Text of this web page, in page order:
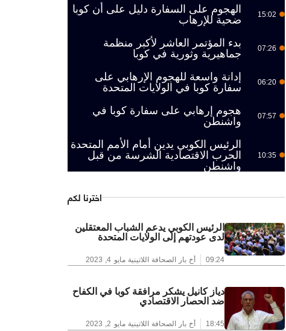
15:02
الهجوم على السفارة دليل على أن كوبا
ضحية للإرهاب
07:26
بدء المؤتمر العاشر لأكبر منظمة
جماهيرية وثورية في كوبا
06:20
إدانة واسعة للهجوم الإرهابي على
سفارة كوبا في الولايات المتحدة
07:57
هجوم إرهابي على سفارة كوبا في
واشنطن
10:35
الرئيس الكوبي يدين أمام الأمم المتحدة
الحرب الاقتصادية الشرسة من قبل
واشنطن
اخترنا لكم
الرئيس الكوبي يدعم الشباب المعتقلين
لدى عودتهم إلى الولايات المتحدة
09:24 أخ بار الصحافة اللاتينيةمايو 4, 2023
دياز كانيل يشكر مرافقة كوبا في الكفاح
ضد الحصار الاقتصادي
18:45 أخ بار الصحافة اللاتينيةمايو 2, 2023